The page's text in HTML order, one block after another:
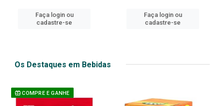
Faça login ou
cadastre-se
Faça login ou
cadastre-se
Os Destaques em Bebidas
COMPRE E GANHE